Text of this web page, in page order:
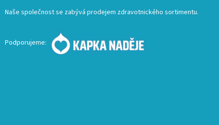
Naše společnost se zabývá prodejem zdravotnického sortimentu.
Podporujeme: